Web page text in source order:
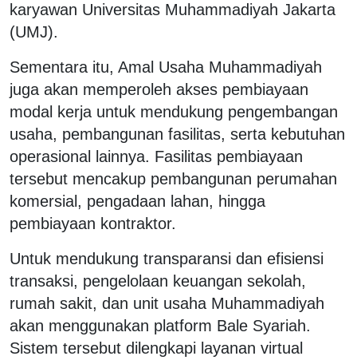
karyawan Universitas Muhammadiyah Jakarta
(UMJ).
Sementara itu, Amal Usaha Muhammadiyah
juga akan memperoleh akses pembiayaan
modal kerja untuk mendukung pengembangan
usaha, pembangunan fasilitas, serta kebutuhan
operasional lainnya. Fasilitas pembiayaan
tersebut mencakup pembangunan perumahan
komersial, pengadaan lahan, hingga
pembiayaan kontraktor.
Untuk mendukung transparansi dan efisiensi
transaksi, pengelolaan keuangan sekolah,
rumah sakit, dan unit usaha Muhammadiyah
akan menggunakan platform Bale Syariah.
Sistem tersebut dilengkapi layanan virtual